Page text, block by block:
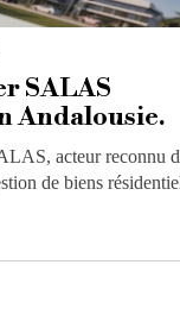
SALAS
Andalousie.
acteur reconnu
de biens